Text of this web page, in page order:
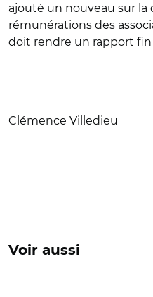
ajouté un nouveau sur la
rémunérations des
doit rendre un rapport fin
Clémence Villedieu
Voir aussi